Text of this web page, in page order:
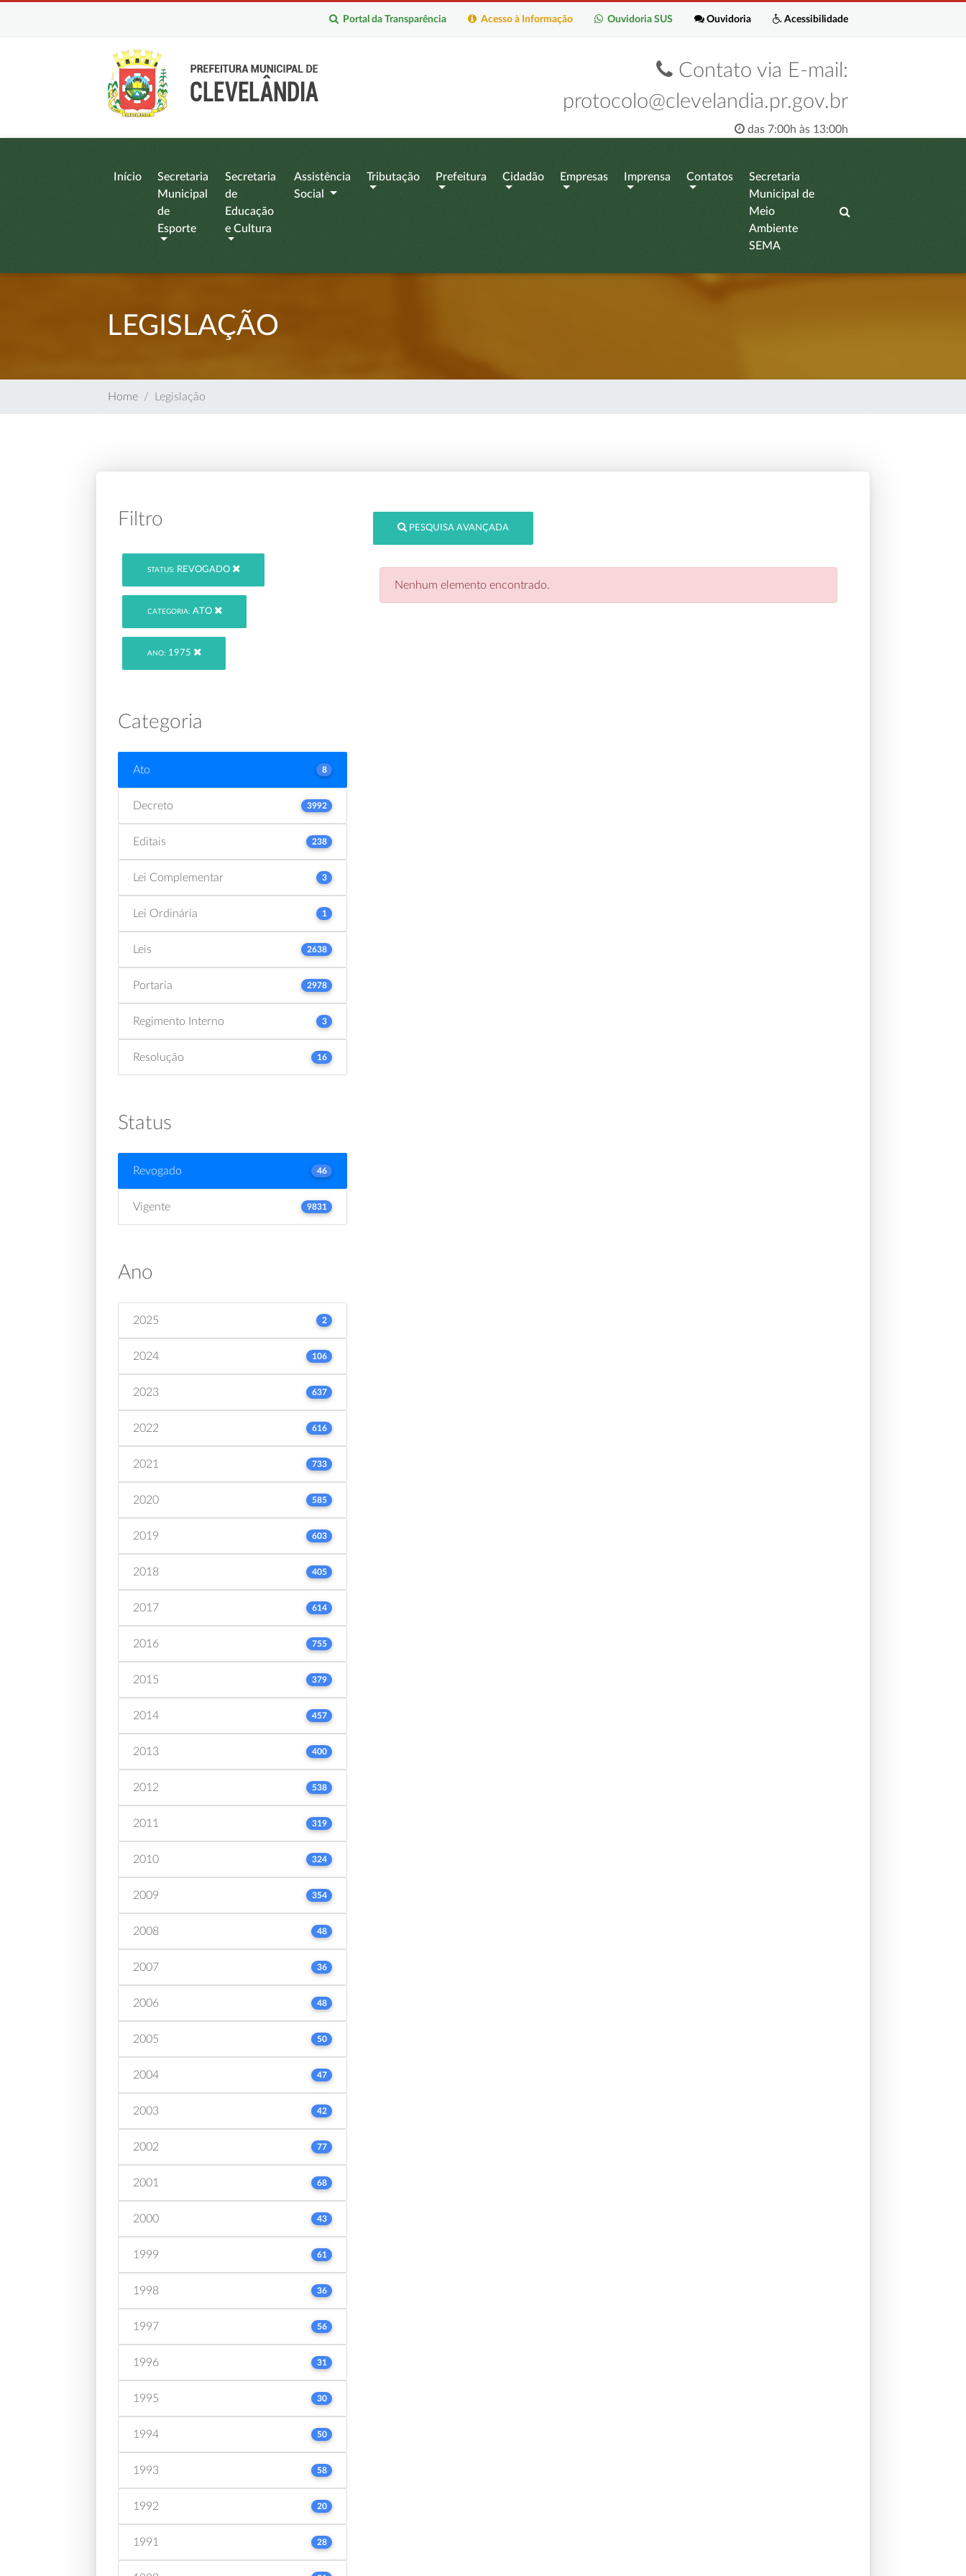
Acessibilidade
Ouvidoria
Ouvidoria SUS
Acesso à Informação
Portal da Transparência
Contato via E-mail:
protocolo@clevelandia.pr.gov.br
das 7:00h às 13:00h
Início
Secretaria
Municipal
de
Esporte
Secretaria
de
Educação
e Cultura
Assistência
Social
Tributação Prefeitura Cidadão Empresas Imprensa Contatos
Secretaria
Municipal de
Meio
Ambiente
SEMA
LEGISLAÇÃO
Home Legislação
Filtro
STATUS: REVOGADO
CATEGORIA: ATO
ANO: 1975
Categoria
Ato 8
Decreto 3992
Editais 238
Lei Complementar 3
Lei Ordinária 1
Leis 2638
Portaria 2978
Regimento Interno 3
Resolução 16
Status
Revogado 46
Vigente 9831
Ano
2025 2
2024 106
2023 637
2022 616
2021 733
2020 585
2019 603
2018 405
2017 614
2016 755
2015 379
2014 457
2013 400
2012 538
2011 319
2010 324
2009 354
2008 48
2007 36
2006 48
2005 50
2004 47
2003 42
2002 77
2001 68
2000 43
1999 61
1998 36
1997 56
1996 31
1995 30
1994 50
1993 58
1992 20
1991 28
PESQUISA AVANÇADA
Nenhum elemento encontrado.